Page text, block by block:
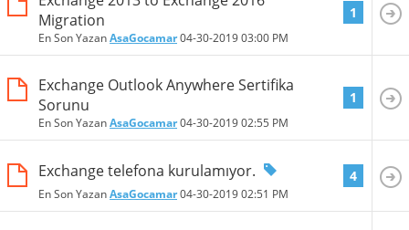
Migration
En Son YazanAsaGocamar04-30-201903:00 PM
1
Exchange Outlook Anywhere Sertifika
Sorunu
En Son YazanAsaGocamar04-30-201902:55 PM
1
Exchange telefona kurulamıyor.
En Son YazanAsaGocamar04-30-201902:51 PM
4